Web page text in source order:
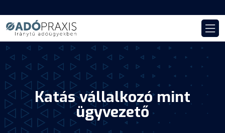
Katás vállalkozó mint
ügyvezető